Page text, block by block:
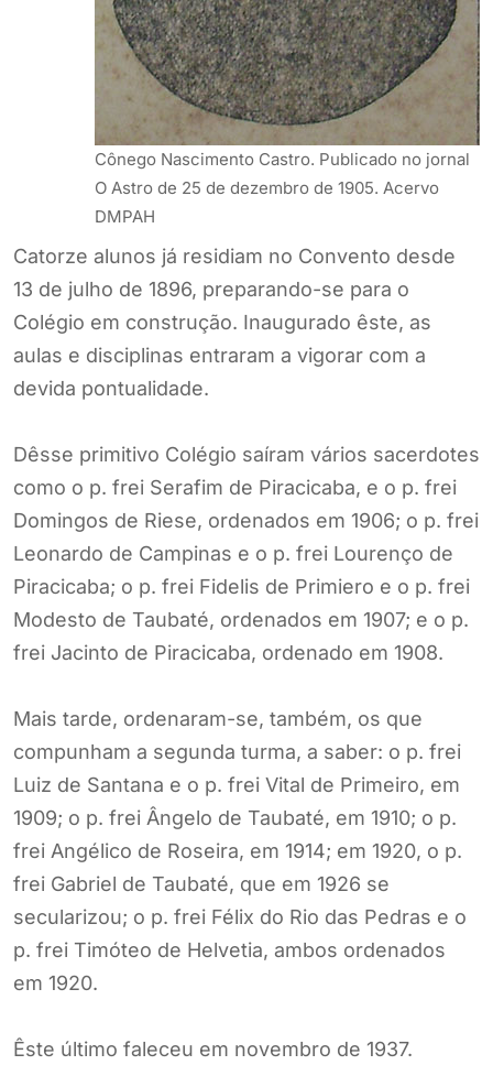
Cônego Nascimento Castro. Publicado no jornal
O Astro de 25 de dezembro de 1905. Acervo
DMPAH
Catorze alunos já residiam no Convento desde
13 de julho de 1896, preparando-se para o
Colégio em construção. Inaugurado êste, as
aulas e disciplinas entraram a vigorar com a
devida pontualidade.
Dêsse primitivo Colégio saíram vários sacerdotes
como o p. frei Serafim de Piracicaba, e o p. frei
Domingos de Riese, ordenados em 1906; o p. frei
Leonardo de Campinas e o p. frei Lourenço de
Piracicaba; o p. frei Fidelis de Primiero e o p. frei
Modesto de Taubaté, ordenados em 1907; e o p.
frei Jacinto de Piracicaba, ordenado em 1908.
Mais tarde, ordenaram-se, também, os que
compunham a segunda turma, a saber: o p. frei
Luiz de Santana e o p. frei Vital de Primeiro, em
1909; o p. frei Ângelo de Taubaté, em 1910; o p.
frei Angélico de Roseira, em 1914; em 1920, o p.
frei Gabriel de Taubaté, que em 1926 se
secularizou; o p. frei Félix do Rio das Pedras e o
p. frei Timóteo de Helvetia, ambos ordenados
em 1920.
Êste último faleceu em novembro de 1937.